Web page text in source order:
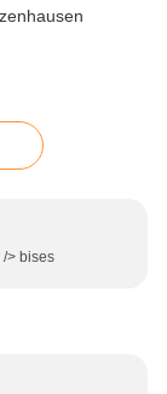
> bises